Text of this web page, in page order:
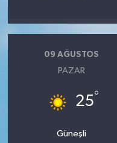
09 AĞUSTOS
PAZAR
25°
Güneşli